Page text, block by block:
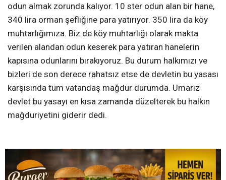
odun almak zorunda kalıyor. 10 ster odun alan bir hane,
340 lira orman şefliğine para yatırıyor. 350 lira da köy
muhtarlığımıza. Biz de köy muhtarlığı olarak makta
verilen alandan odun keserek para yatıran hanelerin
kapısına odunlarını bırakıyoruz. Bu durum halkımızı ve
bizleri de son derece rahatsız etse de devletin bu yasası
karşısında tüm vatandaş mağdur durumda. Umarız
devlet bu yasayı en kısa zamanda düzelterek bu halkın
mağduriyetini giderir dedi.